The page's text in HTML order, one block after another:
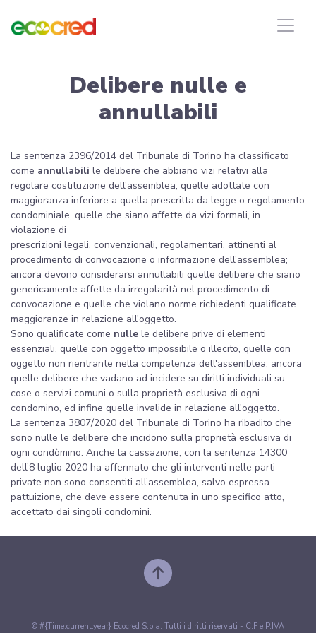
Delibere nulle e
annullabili
La sentenza 2396/2014 del Tribunale di Torino ha classificato
come annullabili le delibere che abbiano vizi relativi alla
regolare costituzione dell'assemblea, quelle adottate con
maggioranza inferiore a quella prescritta da legge o regolamento
condominiale, quelle che siano affette da vizi formali, in
violazione di
prescrizioni legali, convenzionali, regolamentari, attinenti al
procedimento di convocazione o informazione dell'assemblea;
ancora devono considerarsi annullabili quelle delibere che siano
genericamente affette da irregolarità nel procedimento di
convocazione e quelle che violano norme richiedenti qualificate
maggioranze in relazione all'oggetto.
Sono qualificate come nulle le delibere prive di elementi
essenziali, quelle con oggetto impossibile o illecito, quelle con
oggetto non rientrante nella competenza dell'assemblea, ancora
quelle delibere che vadano ad incidere su diritti individuali su
cose o servizi comuni o sulla proprietà esclusiva di ogni
condomino, ed infine quelle invalide in relazione all'oggetto.
La sentenza 3807/2020 del Tribunale di Torino ha ribadito che
sono nulle le delibere che incidono sulla proprietà esclusiva di
ogni condòmino. Anche la cassazione, con la sentenza 14300
dell’8 luglio 2020 ha affermato che gli interventi nelle parti
private non sono consentiti all’assemblea, salvo espressa
pattuizione, che deve essere contenuta in uno specifico atto,
accettato dai singoli condomini.
© #{Time.current.year} Ecocred S.p.a. Tutti i diritti riservati - C.F e P.IVA